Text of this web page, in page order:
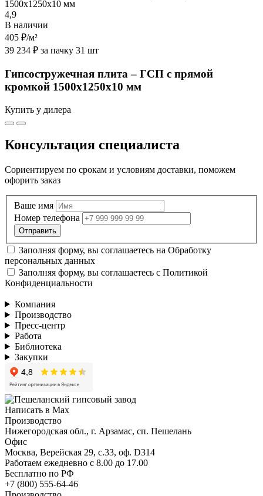
4,9
В наличии
405 ₽/м²
39 234 ₽ за пачку 31 шт
Гипсостружечная плита – ГСП с прямой
кромкой 1500х1250х10 мм
Купить у дилера
Консультация специалиста
Сориентируем по срокам и условиям доставки, поможем
офорить заказ
Ваше имя
Номер телефона
Заполняя форму, вы соглашаетесь на Обработку
персональных данных
Заполняя форму, вы соглашаетесь с Политикой
Конфиденциальности
Компания
Производство
Пресс-центр
Работа
Библиотека
Закупки
Написать в Max
Производство
Нижегородская обл., г. Арзамас, сп. Пешелань
Офис
Москва, Верейская 29, с.33, оф. D314
Работаем ежедневно с 8.00 до 17.00
Бесплатно по РФ
+7 (800) 555-64-46